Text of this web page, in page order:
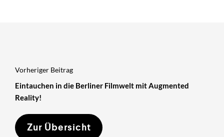
Vorheriger Beitrag
Eintauchen in die Berliner Filmwelt mit Augmented
Reality!
Zur Übersicht